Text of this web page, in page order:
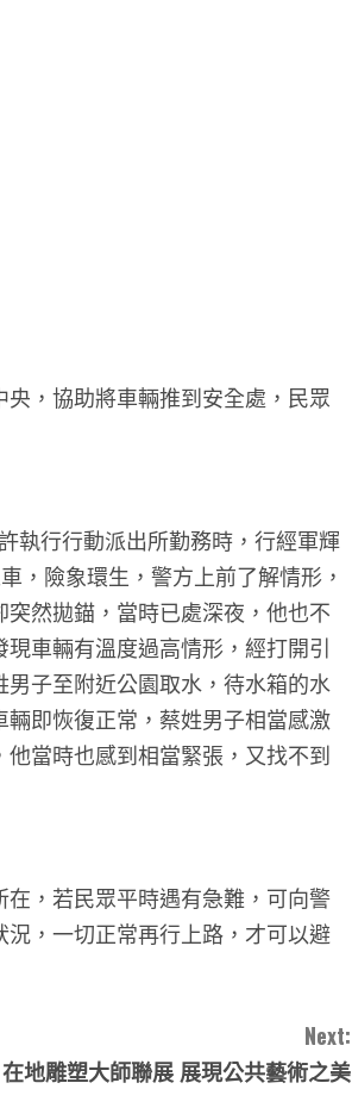
，協助將車輛推到安全處，民眾
執行行動派出所勤務時，行經軍輝
，險象環生，警方上前了解情形，
然拋錨，當時已處深夜，他也不
車輛有溫度過高情形，經打開引
子至附近公園取水，待水箱的水
即恢復正常，蔡姓男子相當感激
當時也感到相當緊張，又找不到
，若民眾平時遇有急難，可向警
，一切正常再行上路，才可以避
Next:
在地雕塑大師聯展 展現公共藝術之美